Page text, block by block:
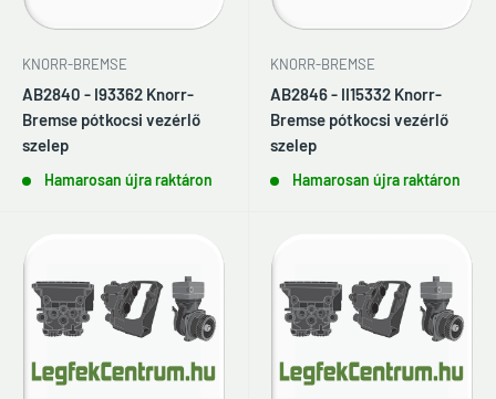
KNORR-BREMSE
AB2840 - I93362 Knorr-
Bremse pótkocsi vezérlő
szelep
Hamarosan újra raktáron
KNORR-BREMSE
AB2846 - II15332 Knorr-
Bremse pótkocsi vezérlő
szelep
Hamarosan újra raktáron